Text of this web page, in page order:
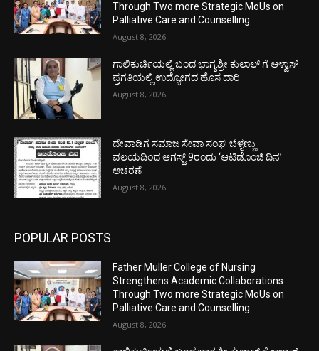
Through Two more Strategic MoUs on
Palliative Care and Counselling
August 8, 2026
ಗಾಲಿಕುರ್ಚಿಯಲ್ಲಿ ಬಂದ ಭಾಗ್ಯಶ್ರೀ ಕುಲಾಲ್ ಗೆ ಆಳ್ವಾಸ್
ಪ್ರಗತಿಯಲ್ಲಿ ಉದ್ಯೋಗದ ಹೊಸ ದಾರಿ
August 8, 2026
ದೇವಾಡಿಗ ಸಮಾಜ ಸೇವಾ ಸಂಘ ಬೆಳ್ಳಣ್ಣು
ವಲಯದಿಂದ ಆಗಸ್ಟ್ 9ರಂದು ‘ಆಟಿಡೊಂಜಿ ದಿನ’
ಆಚರಣೆ
August 8, 2026
POPULAR POSTS
Father Muller College of Nursing
Strengthens Academic Collaborations
Through Two more Strategic MoUs on
Palliative Care and Counselling
August 8, 2026